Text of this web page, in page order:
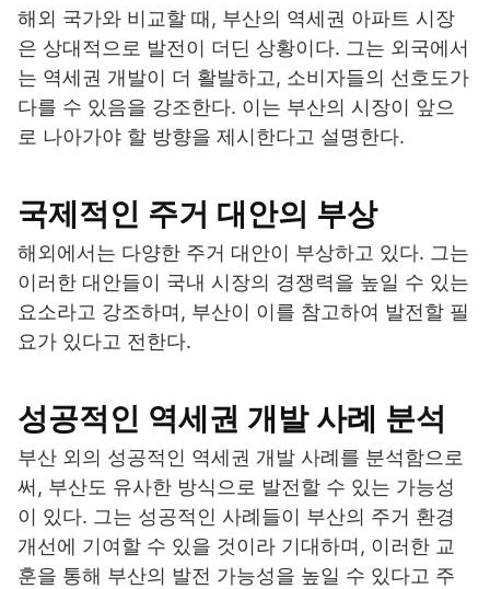
해외 국가와 비교할 때, 부산의 역세권 아파트 시장
은 상대적으로 발전이 더딘 상황이다. 그는 외국에서
는 역세권 개발이 더 활발하고, 소비자들의 선호도가
다를 수 있음을 강조한다. 이는 부산의 시장이 앞으
로 나아가야 할 방향을 제시한다고 설명한다.
국제적인 주거 대안의 부상
해외에서는 다양한 주거 대안이 부상하고 있다. 그는
이러한 대안들이 국내 시장의 경쟁력을 높일 수 있는
요소라고 강조하며, 부산이 이를 참고하여 발전할 필
요가 있다고 전한다.
성공적인 역세권 개발 사례 분석
부산 외의 성공적인 역세권 개발 사례를 분석함으로
써, 부산도 유사한 방식으로 발전할 수 있는 가능성
이 있다. 그는 성공적인 사례들이 부산의 주거 환경
개선에 기여할 수 있을 것이라 기대하며, 이러한 교
훈을 통해 부산의 발전 가능성을 높일 수 있다고 주